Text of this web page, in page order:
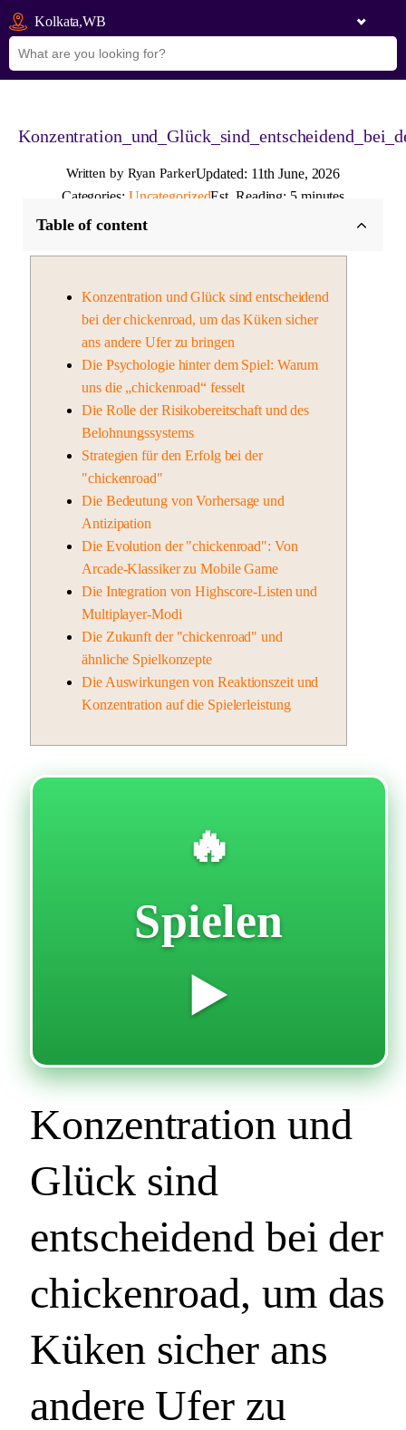
Kolkata,WB
Written by Ryan ParkerUpdated: 11th June, 2026
Categories: UncategorizedEst. Reading: 5 minutes
Table of content
Konzentration und Glück sind entscheidend
bei der chickenroad, um das Küken sicher
ans andere Ufer zu bringen
Die Psychologie hinter dem Spiel: Warum
uns die „chickenroad“ fesselt
Die Rolle der Risikobereitschaft und des
Belohnungssystems
Strategien für den Erfolg bei der
"chickenroad"
Die Bedeutung von Vorhersage und
Antizipation
Die Evolution der "chickenroad": Von
Arcade-Klassiker zu Mobile Game
Die Integration von Highscore-Listen und
Multiplayer-Modi
Die Zukunft der "chickenroad" und
ähnliche Spielkonzepte
Die Auswirkungen von Reaktionszeit und
Konzentration auf die Spielerleistung
🔥
Spielen
▶️
Konzentration und
Glück sind
entscheidend bei der
chickenroad, um das
Küken sicher ans
andere Ufer zu